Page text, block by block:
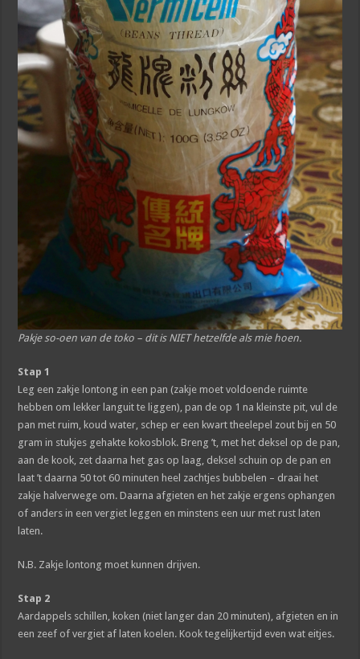
Pakje so-oen van de toko – dit is NIET hetzelfde als mie hoen.
Stap 1
Leg een zakje lontong in een pan (zakje moet voldoende ruimte
hebben om lekker languit te liggen), pan de op 1 na kleinste pit, vul de
pan met ruim, koud water, schep er een kwart theelepel zout bij en 50
gram in stukjes gehakte kokosblok. Breng ’t, met het deksel op de pan,
aan de kook, zet daarna het gas op laag, deksel schuin op de pan en
laat ’t daarna 50 tot 60 minuten heel zachtjes bubbelen – draai het
zakje halverwege om. Daarna afgieten en het zakje ergens ophangen
of anders in een vergiet leggen en minstens een uur met rust laten
laten.
N.B. Zakje lontong moet kunnen drijven.
Stap 2
Aardappels schillen, koken (niet langer dan 20 minuten), afgieten en in
een zeef of vergiet af laten koelen. Kook tegelijkertijd even wat eitjes.